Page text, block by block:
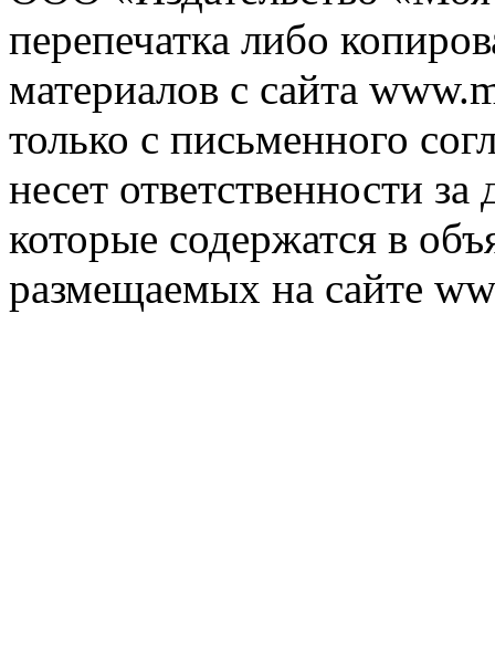
перепечатка либо
материалов с сайта
только с письменного
несет ответственности
которые содержатся в
размещаемых на сайте